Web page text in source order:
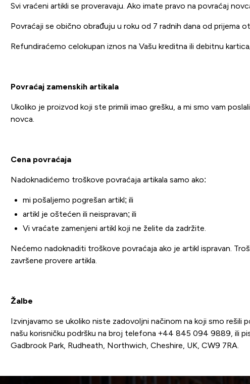
Svi vraćeni artikli se proveravaju. Ako imate pravo na povraćaj
Povraćaji se obično obrađuju u roku od 7 radnih dana od prijema
Refundiraćemo celokupan iznos na Vašu kreditna ili debitnu
Povraćaj zamenskih artikala
Ukoliko je proizvod koji ste primili imao grešku, a mi smo vam
novca.
Cena povraćaja
Nadoknadićemo troškove povraćaja artikala samo ako:
mi pošaljemo pogrešan artikl; ili
artikl je oštećen ili neispravan; ili
Vi vraćate zamenjeni artikl koji ne želite da zadržite.
Nećemo nadoknaditi troškove povraćaja ako je artikl ispravan.
završene provere artikla.
Žalbe
Izvinjavamo se ukoliko niste zadovoljni načinom na koji smo rešili
našu korisničku podršku na broj telefona +44 845 094 9889, ili
Gadbrook Park, Rudheath, Northwich, Cheshire, UK, CW9 7RA.